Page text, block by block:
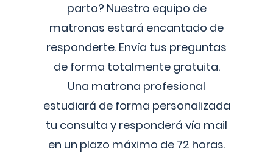
parto? Nuestro equipo de
matronas estará encantado de
responderte. Envía tus preguntas
de forma totalmente gratuita.
Una matrona profesional
estudiará de forma personalizada
tu consulta y responderá vía mail
en un plazo máximo de 72 horas.